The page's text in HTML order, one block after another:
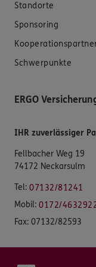
Standorte
Sponsoring
Schwerpunkte
ERGO
IHR zuverlässiger
Fellbacher Weg 19
74172 Neckarsulm
Tel: 07132/81241
Mobil: 0172/
Fax: 07132/82593